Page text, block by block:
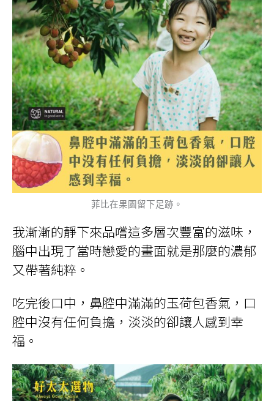
菲比在果園留下足跡。
我漸漸的靜下來品嚐這多層次豐富的滋味，
腦中出現了當時戀愛的畫面就是那麼的濃郁
又帶著純粹。
吃完後口中，鼻腔中滿滿的玉荷包香氣，口
腔中沒有任何負擔，淡淡的卻讓人感到幸
福。